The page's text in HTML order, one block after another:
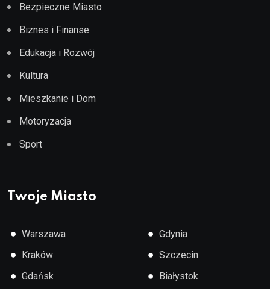
Bezpieczne Miasto
Biznes i Finanse
Edukacja i Rozwój
Kultura
Mieszkanie i Dom
Motoryzacja
Sport
Twoje Miasto
● Warszawa
● Kraków
● Gdańsk
● Gdynia
● Szczecin
● Białystok